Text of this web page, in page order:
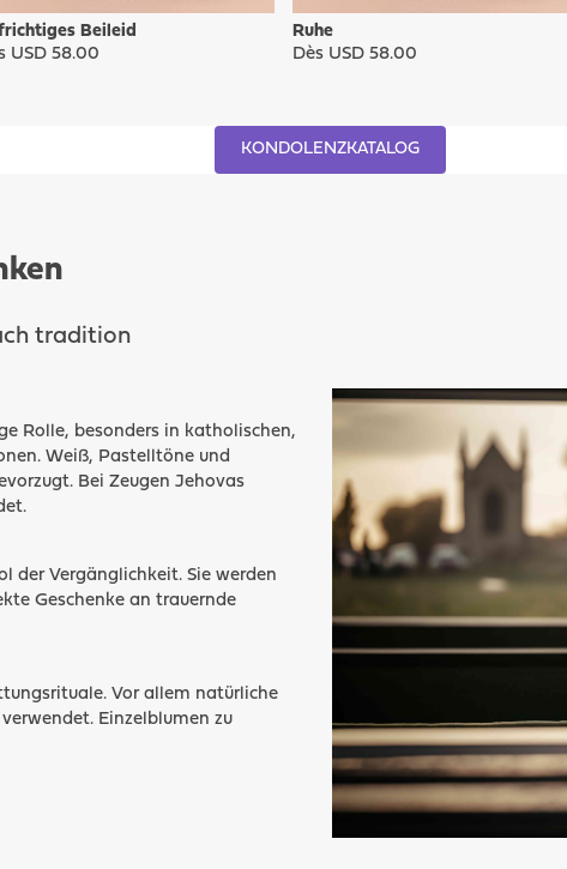
Beileid
USD 58.00
Ruhe
Dès USD 58.00
KONDOLENZKATALOG
tradition
Rolle, besonders in katholischen,
Weiß, Pastelltöne und
Bei Zeugen Jehovas
der Vergänglichkeit. Sie werden
Geschenke an trauernde
Vor allem natürliche
Einzelblumen zu